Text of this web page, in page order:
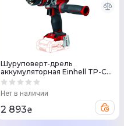
Шуруповерт-дрель
аккумуляторная Einhell TP-CD
18 Li-i 18V ударная (4513860)
Нет в наличии
2 893₴